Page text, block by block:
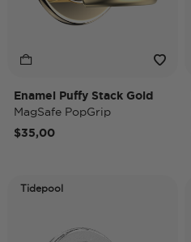
Enamel Puffy Stack Gold
MagSafe PopGrip
$35,00
Tidepool